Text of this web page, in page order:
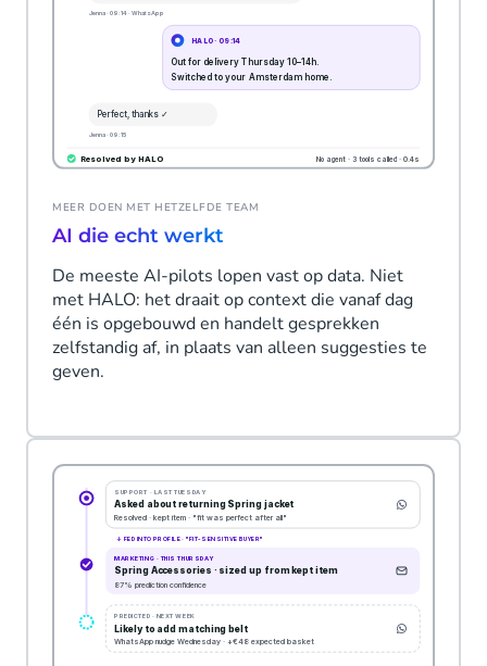
MEER DOEN MET HETZELFDE TEAM
AI die echt werkt
De meeste AI-pilots lopen vast op data. Niet
met HALO: het draait op context die vanaf dag
één is opgebouwd en handelt gesprekken
zelfstandig af, in plaats van alleen suggesties te
geven.